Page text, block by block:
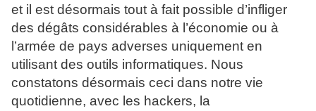
et il est désormais tout à fait possible d’infliger
des dégâts considérables à l’économie ou à
l’armée de pays adverses uniquement en
utilisant des outils informatiques. Nous
constatons désormais ceci dans notre vie
quotidienne, avec les hackers, la